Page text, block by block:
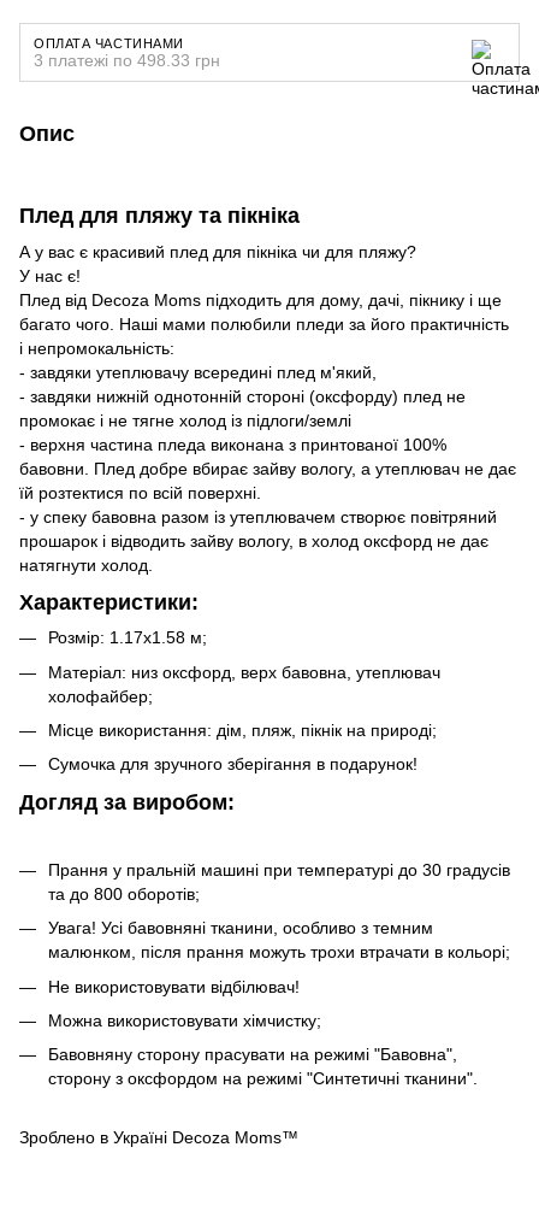
ОПЛАТА ЧАСТИНАМИ
3 платежі по 498.33 грн
Опис
Плед для пляжу та пікніка
А у вас є красивий плед для пікніка чи для пляжу?
У нас є!
Плед від Decoza Moms підходить для дому, дачі, пікнику і ще
багато чого. Наші мами полюбили пледи за його практичність
і непромокальність:
- завдяки утеплювачу всередині плед м'який,
- завдяки нижній однотонній стороні (оксфорду) плед не
промокає і не тягне холод із підлоги/землі
- верхня частина пледа виконана з принтованої 100%
бавовни. Плед добре вбирає зайву вологу, а утеплювач не дає
їй розтектися по всій поверхні.
- у спеку бавовна разом із утеплювачем створює повітряний
прошарок і відводить зайву вологу, в холод оксфорд не дає
натягнути холод.
Характеристики:
Розмір: 1.17х1.58 м;
Матеріал: низ оксфорд, верх бавовна, утеплювач
холофайбер;
Місце використання: дім, пляж, пікнік на природі;
Сумочка для зручного зберігання в подарунок!
Догляд за виробом:
Прання у пральній машині при температурі до 30 градусів
та до 800 оборотів;
Увага! Усі бавовняні тканини, особливо з темним
малюнком, після прання можуть трохи втрачати в кольорі;
Не використовувати відбілювач!
Можна використовувати хімчистку;
Бавовняну сторону прасувати на режимі "Бавовна",
сторону з оксфордом на режимі "Синтетичні тканини".
Зроблено в Україні Decoza Moms™